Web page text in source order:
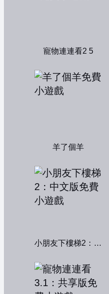
寵物連連看2 5
羊了個羊
小朋友下樓梯2：中文版